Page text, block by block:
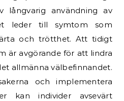
långvarig användning av
leder till symtom som
och trötthet. Att tidigt
är avgörande för att lindra
allmänna välbefinnandet.
och implementera
kan individer avsevärt